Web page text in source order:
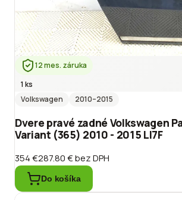
12 mes. záruka
1 ks
Volkswagen
2010–2015
Dvere pravé zadné Volkswagen
Variant (365) 2010 - 2015 LI7F
354 €287.80 €bez DPH
Do košíka